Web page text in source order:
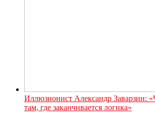
Иллюзионист Александр Заварзин:
там, где заканчивается логика»